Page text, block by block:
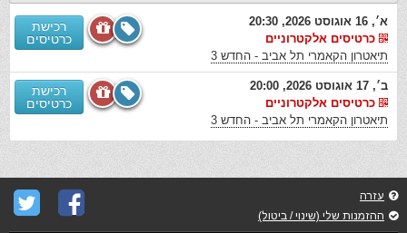
א׳, 16 אוגוסט 2026, 20:30
כרטיסים אלקטרוניים
תיאטרון הקאמרי תל אביב - החדש 3
רכישת
כרטיסים
ב׳, 17 אוגוסט 2026, 20:00
כרטיסים אלקטרוניים
תיאטרון הקאמרי תל אביב - החדש 3
רכישת
כרטיסים
עזרה
ההזמנות שלי (שינוי / ביטול)